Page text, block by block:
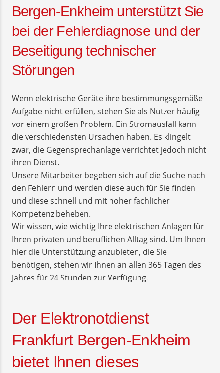
Bergen-Enkheim unterstützt Sie
bei der Fehlerdiagnose und der
Beseitigung technischer
Störungen
Wenn elektrische Geräte ihre bestimmungsgemäße
Aufgabe nicht erfüllen, stehen Sie als Nutzer häufig
vor einem großen Problem. Ein Stromausfall kann
die verschiedensten Ursachen haben. Es klingelt
zwar, die Gegensprechanlage verrichtet jedoch nicht
ihren Dienst.
Unsere Mitarbeiter begeben sich auf die Suche nach
den Fehlern und werden diese auch für Sie finden
und diese schnell und mit hoher fachlicher
Kompetenz beheben.
Wir wissen, wie wichtig Ihre elektrischen Anlagen für
Ihren privaten und beruflichen Alltag sind. Um Ihnen
hier die Unterstützung anzubieten, die Sie
benötigen, stehen wir Ihnen an allen 365 Tagen des
Jahres für 24 Stunden zur Verfügung.
Der Elektronotdienst
Frankfurt Bergen-Enkheim
bietet Ihnen dieses